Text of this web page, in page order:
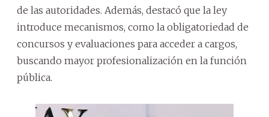
de las autoridades. Además, destacó que la ley
introduce mecanismos, como la obligatoriedad de
concursos y evaluaciones para acceder a cargos,
buscando mayor profesionalización en la función
pública.